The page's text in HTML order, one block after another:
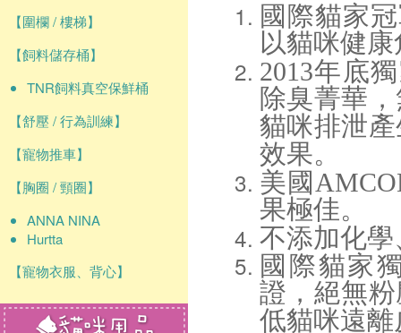
【圍欄 / 樓梯】
【飼料儲存桶】
TNR飼料真空保鮮桶
【舒壓 / 行為訓練】
【寵物推車】
【胸圈 / 頸圈】
ANNA NINA
Hurtta
【寵物衣服、背心】
國際貓家
以貓咪健
2013年底
除臭菁華
貓咪排泄
效果。
美國
果極佳。
不添加化
國際貓家
證，絕無
低貓咪遠